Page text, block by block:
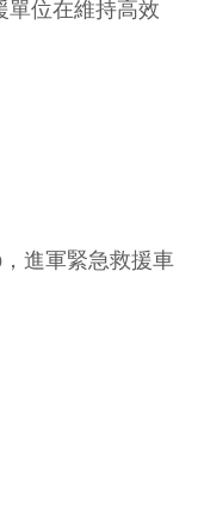
單位在維持高效